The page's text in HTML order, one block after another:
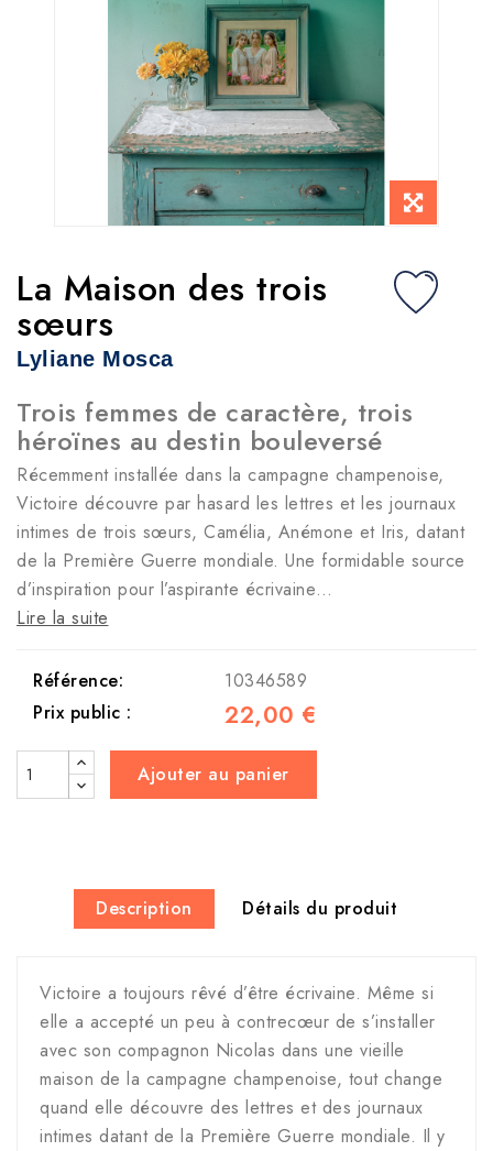
La Maison des trois
sœurs
Lyliane Mosca
Trois femmes de caractère, trois
héroïnes au destin bouleversé
Récemment installée dans la campagne champenoise,
Victoire découvre par hasard les lettres et les journaux
intimes de trois sœurs, Camélia, Anémone et Iris, datant
de la Première Guerre mondiale. Une formidable source
d’inspiration pour l’aspirante écrivaine…
Lire la suite
Référence:
10346589
Prix public :
22,00 €
Ajouter au panier
Description Détails du produit
Victoire a toujours rêvé d’être écrivaine. Même si
elle a accepté un peu à contrecœur de s’installer
avec son compagnon Nicolas dans une vieille
maison de la campagne champenoise, tout change
quand elle découvre des lettres et des journaux
intimes datant de la Première Guerre mondiale. Il y